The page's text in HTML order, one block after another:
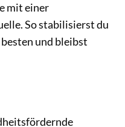
mit einer
So stabilisierst du
und bleibst